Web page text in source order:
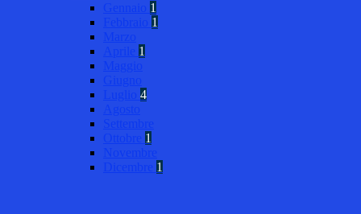
Gennaio 1
Febbraio 1
Marzo
Aprile 1
Maggio
Giugno
Luglio 4
Agosto
Settembre
Ottobre 1
Novembre
Dicembre 1